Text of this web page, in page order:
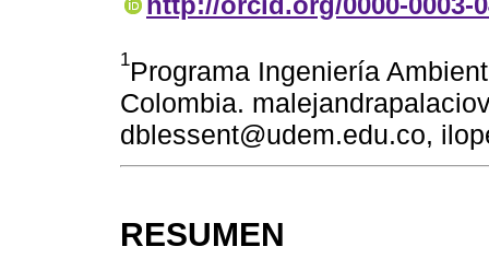
1Programa Ingeniería
Colombia.
dblessent@udem.edu.co,
RESUMEN